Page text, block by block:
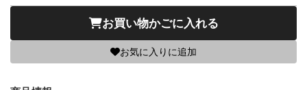
お買い物かごに入れる
お気に入りに追加